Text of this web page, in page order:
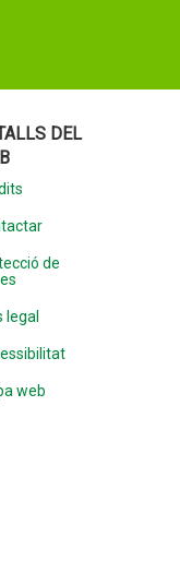
DEL
de
legal
web